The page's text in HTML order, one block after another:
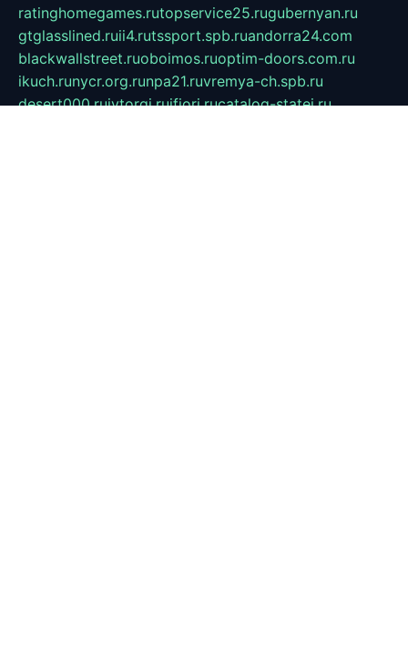
ratinghomegames.rutopservice25.rugubernyan.ru
gtglasslined.ruii4.rutssport.spb.ruandorra24.com
blackwallstreet.ruoboimos.ruoptim-doors.com.ru
ikuch.runycr.org.runpa21.ruvremya-ch.spb.ru
desert000.ruivtorgi.ruifiori.rucatalog-statei.ru